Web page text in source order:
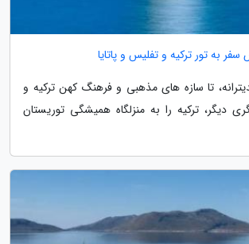
به تور ترکیه و تفلیس و پاتایا
تا سازه های مذهبی و فرهنگ کهن ترکیه و
دیگر، ترکیه را به منزلگاه همیشگی توریستان